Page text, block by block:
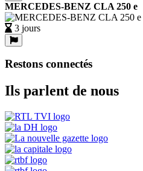
MERCEDES-BENZ CLA 250 e
3 jours
Restons connectés
Ils parlent de nous